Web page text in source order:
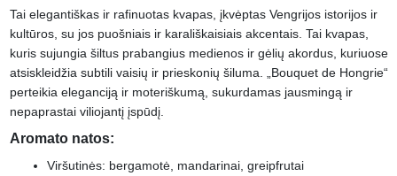
Tai elegantiškas ir rafinuotas kvapas, įkvėptas Vengrijos istorijos ir
kultūros, su jos puošniais ir karališkaisiais akcentais. Tai kvapas,
kuris sujungia šiltus prabangius medienos ir gėlių akordus, kuriuose
atsiskleidžia subtili vaisių ir prieskonių šiluma. „Bouquet de Hongrie“
perteikia eleganciją ir moteriškumą, sukurdamas jausmingą ir
nepaprastai viliojantį įspūdį.
Aromato natos:
Viršutinės: bergamotė, mandarinai, greipfrutai